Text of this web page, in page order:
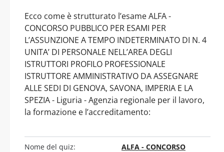
Ecco come è strutturato l’esame ALFA -
CONCORSO PUBBLICO PER ESAMI PER
L’ASSUNZIONE A TEMPO INDETERMINATO DI N. 4
UNITA’ DI PERSONALE NELL’AREA DEGLI
ISTRUTTORI PROFILO PROFESSIONALE
ISTRUTTORE AMMINISTRATIVO DA ASSEGNARE
ALLE SEDI DI GENOVA, SAVONA, IMPERIA E LA
SPEZIA - Liguria - Agenzia regionale per il lavoro,
la formazione e l’accreditamento:
Nome del quiz:
ALFA - CONCORSO